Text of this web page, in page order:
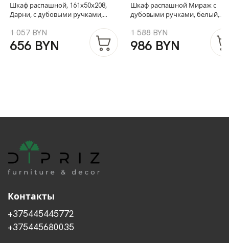
Шкаф распашной, 161х50х208,
Дарни, с дубовыми ручками,
1 057 BYN
656 BYN
Шкаф распашной Мираж с
дубовыми ручками, белый,
1 588 BYN
986 BYN
Контакты
+375445445772
+375445680035